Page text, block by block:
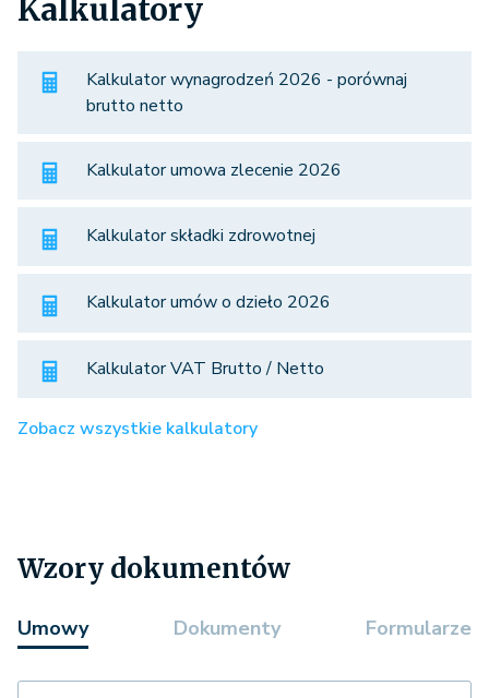
Kalkulatory
Kalkulator wynagrodzeń 2026 - porównaj
brutto netto
Kalkulator umowa zlecenie 2026
Kalkulator składki zdrowotnej
Kalkulator umów o dzieło 2026
Kalkulator VAT Brutto / Netto
Zobacz wszystkie kalkulatory
Wzory dokumentów
Umowy Dokumenty Formularze